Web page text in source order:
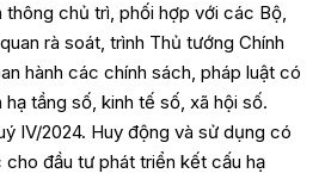
thông chủ trì, phối hợp với các Bộ,
rà soát, trình Thủ tướng Chính
hành các chính sách, pháp luật có
tầng số, kinh tế số, xã hội số.
IV/2024. Huy động và sử dụng có
đầu tư phát triển kết cấu hạ